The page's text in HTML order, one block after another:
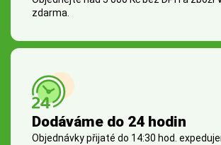
zdarma.
Dodáváme do 24 hodin
Objednávky přijaté do 14:30 hod.